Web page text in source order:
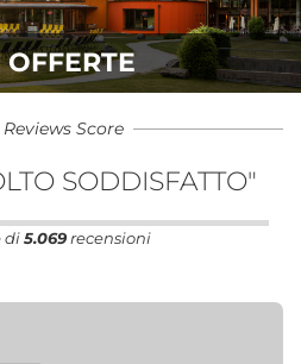
Score
SODDISFATTO"
di5.069recensioni